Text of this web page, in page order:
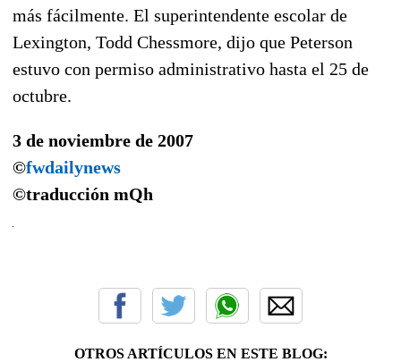
más fácilmente. El superintendente escolar de
Lexington, Todd Chessmore, dijo que Peterson
estuvo con permiso administrativo hasta el 25 de
octubre.
3 de noviembre de 2007
©fwdailynews
©traducción mQh
OTROS ARTÍCULOS EN ESTE BLOG: